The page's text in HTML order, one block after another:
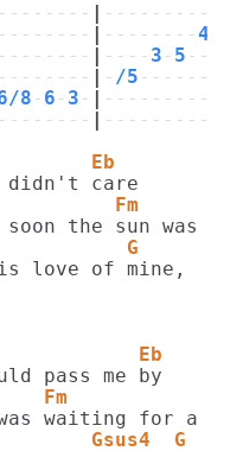
--------4
---- 3 - 5 ---
- /5
8 - 6 - 3 -
Eb
Fm
G
Eb
Fm
Gsus4  G